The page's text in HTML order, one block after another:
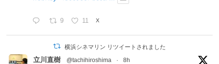
9 11 X
横浜シネマリン リツイートされました
立川直樹 @tachihiroshima · 8h